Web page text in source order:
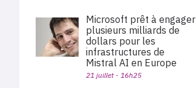
Microsoft prêt à engager
plusieurs milliards de
dollars pour les
infrastructures de
Mistral AI en Europe
21 juillet - 16h25